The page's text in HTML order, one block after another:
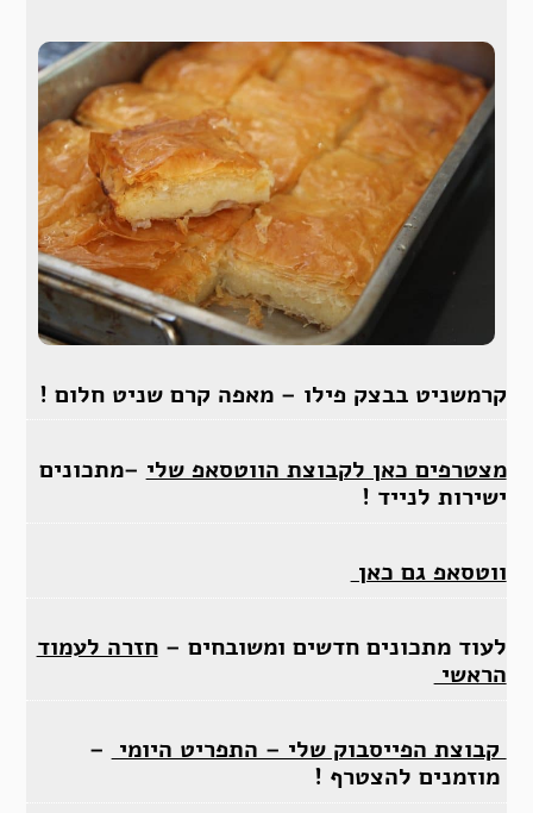
קרמשניט בבצק פילו – מאפה קרם שניט חלום !
מצטרפים כאן לקבוצת הווטסאפ שלי –מתכונים
ישירות לנייד !
ווטסאפ גם כאן
לעוד מתכונים חדשים ומשובחים –חזרה לעמוד
הראשי
קבוצת הפייסבוק שלי – התפריט היומי–
מוזמנים להצטרף !